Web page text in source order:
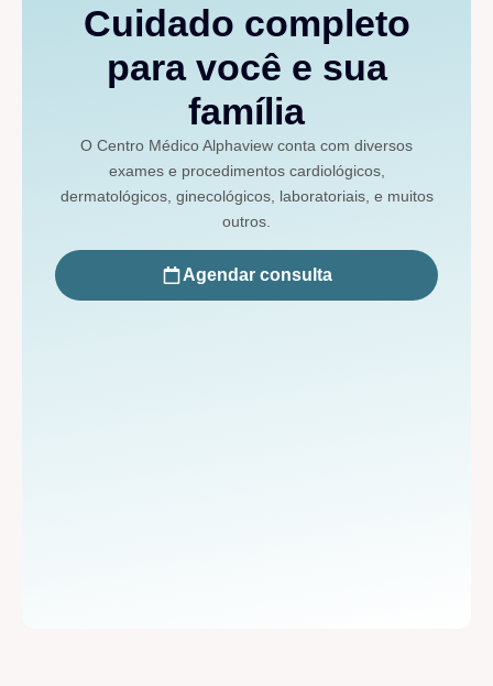
Cuidado completo
para você e sua
família
O Centro Médico Alphaview conta com diversos
exames e procedimentos cardiológicos,
dermatológicos, ginecológicos, laboratoriais, e muitos
outros.
Agendar consulta